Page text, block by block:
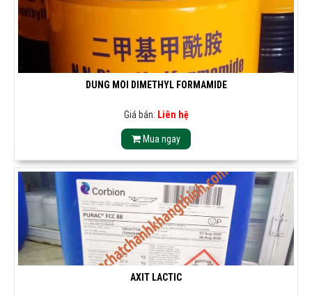
DUNG MÔI DIMETHYL FORMAMIDE
Giá bán: Liên hệ
Mua ngay
AXIT LACTIC